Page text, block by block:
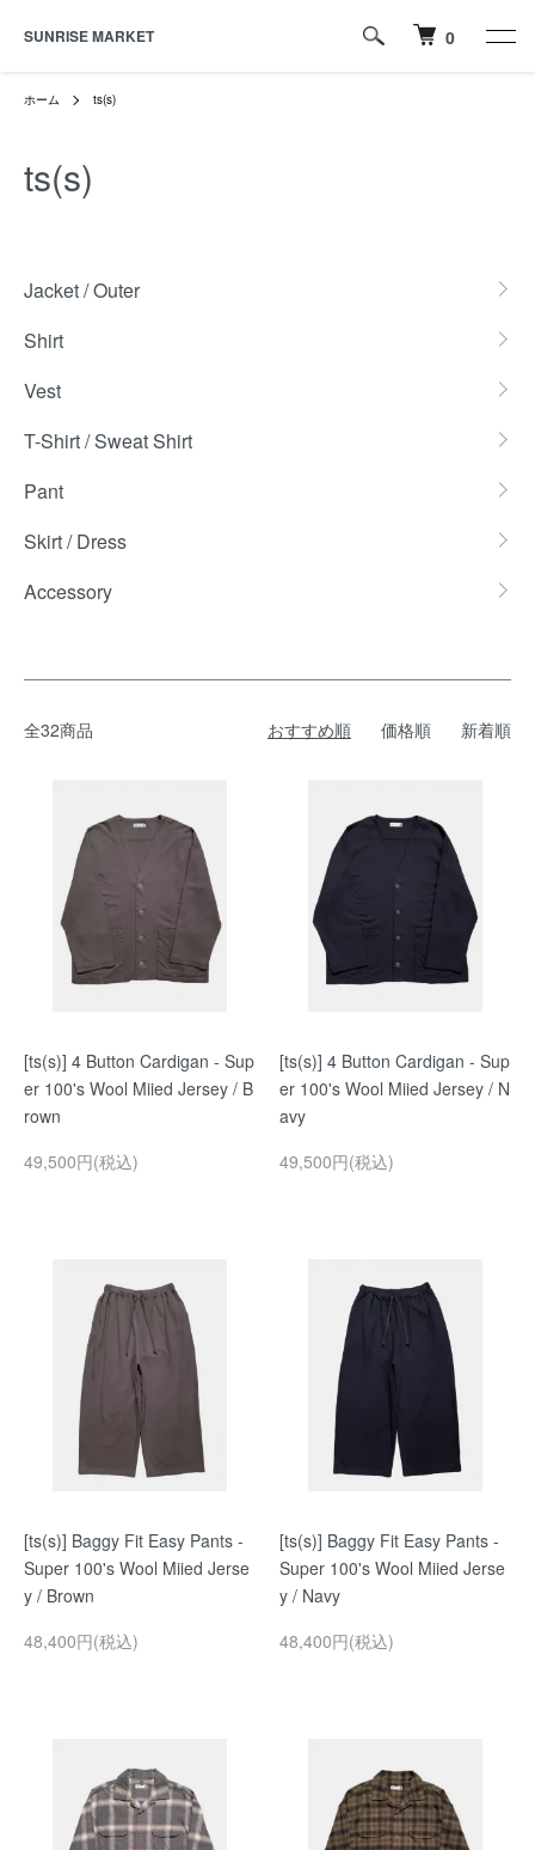
SUNRISE MARKET 0
ホーム ts(s)
ts(s)
Jacket / Outer
Shirt
Vest
T-Shirt / Sweat Shirt
Pant
Skirt / Dress
Accessory
全32商品 おすすめ順 価格順 新着順
[ts(s)] 4 Button Cardigan - Sup
er 100's Wool Miied Jersey / B
rown
49,500円(税込)
[ts(s)] 4 Button Cardigan - Sup
er 100's Wool Miied Jersey / N
avy
49,500円(税込)
[ts(s)] Baggy Fit Easy Pants -
Super 100's Wool Miied Jerse
y / Brown
48,400円(税込)
[ts(s)] Baggy Fit Easy Pants -
Super 100's Wool Miied Jerse
y / Navy
48,400円(税込)